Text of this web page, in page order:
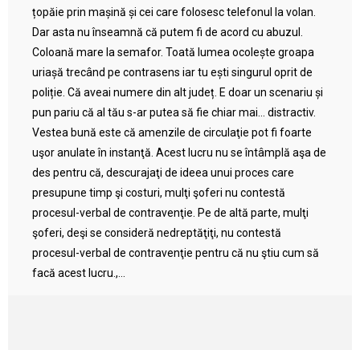
țopăie prin mașină și cei care folosesc telefonul la volan.
Dar asta nu înseamnă că putem fi de acord cu abuzul.
Coloană mare la semafor. Toată lumea ocolește groapa
uriașă trecând pe contrasens iar tu ești singurul oprit de
poliție. Că aveai numere din alt județ. E doar un scenariu și
pun pariu că al tău s-ar putea să fie chiar mai… distractiv.
Vestea bună este că amenzile de circulaţie pot fi foarte
uşor anulate în instanţă. Acest lucru nu se întâmplă aşa de
des pentru că, descurajaţi de ideea unui proces care
presupune timp şi costuri, mulţi şoferi nu contestă
procesul-verbal de contravenţie. Pe de altă parte, mulţi
şoferi, deşi se consideră nedreptăţiţi, nu contestă
procesul-verbal de contravenţie pentru că nu ştiu cum să
facă acest lucru.,...